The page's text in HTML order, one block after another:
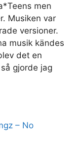
men
Musiken var
versioner.
musik kändes
det en
gjorde jag
– No